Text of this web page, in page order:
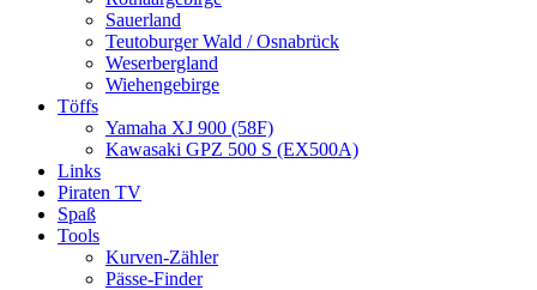
Sauerland
Teutoburger Wald / Osnabrück
Weserbergland
Wiehengebirge
Töffs
Yamaha XJ 900 (58F)
Kawasaki GPZ 500 S (EX500A)
Links
Piraten TV
Spaß
Tools
Kurven-Zähler
Pässe-Finder